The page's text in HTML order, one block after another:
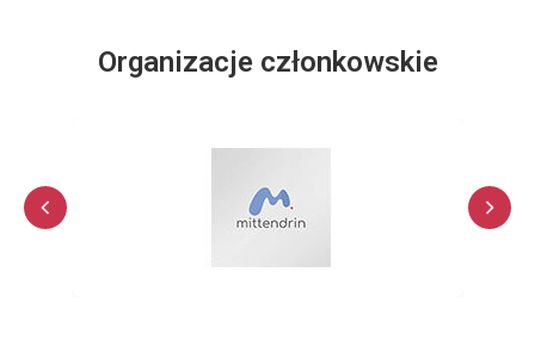
Organizacje członkowskie